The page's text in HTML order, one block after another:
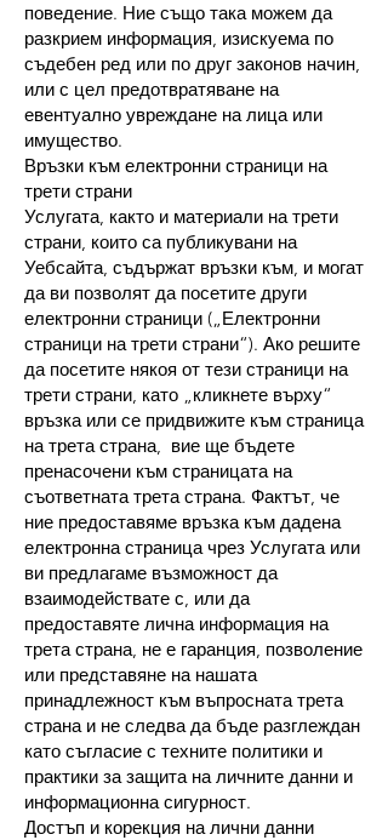
поведение. Ние също така можем да
разкрием информация, изискуема по
съдебен ред или по друг законов начин,
или с цел предотвратяване на
евентуално увреждане на лица или
имущество.
Връзки към електронни страници на
трети страни
Услугата, както и материали на трети
страни, които са публикувани на
Уебсайта, съдържат връзки към, и могат
да ви позволят да посетите други
електронни страници („Електронни
страници на трети страни“). Ако решите
да посетите някоя от тези страници на
трети страни, като „кликнете върху“
връзка или се придвижите към страница
на трета страна, вие ще бъдете
пренасочени към страницата на
съответната трета страна. Фактът, че
ние предоставяме връзка към дадена
електронна страница чрез Услугата или
ви предлагаме възможност да
взаимодействате с, или да
предоставяте лична информация на
трета страна, не е гаранция, позволение
или представяне на нашата
принадлежност към въпросната трета
страна и не следва да бъде разглеждан
като съгласие с техните политики и
практики за защита на личните данни и
информационна сигурност.
Достъп и корекция на лични данни